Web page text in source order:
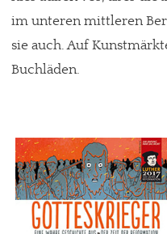
im unteren mittleren
sie auch. Auf
Buchläden.